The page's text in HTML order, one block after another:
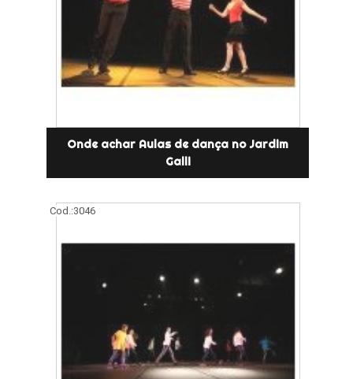
Onde achar Aulas de dança no Jardim
Galli
Cod.:3046